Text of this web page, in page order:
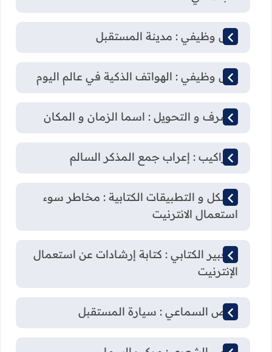
نص وظيفي : مدينة المستقبل
نص وظيفي : الهواتف الذكية في عالم اليوم
الصرف و التحويل : اسما الزمان و المكان
التراكيب : إعراب جمع المذكر السالم
الشكل و التطبيقات الكتابية : مخاطر سوء
استعمال الانترنيت
التعبير الكتابي : كتابة إرشادات عن استعمال
الإنترنيت
النص السماعي : سيارة المستقبل